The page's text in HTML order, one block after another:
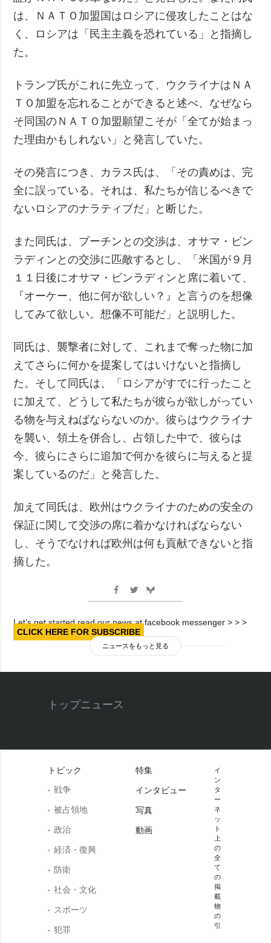
は、ＮＡＴＯ加盟国はロシアに侵攻したことはな
く、ロシアは「民主主義を恐れている」と指摘し
た。
トランプ氏がこれに先立って、ウクライナはＮＡ
ＴＯ加盟を忘れることができると述べ、なぜなら
そ同国のＮＡＴＯ加盟願望こそが「全てが始まっ
た理由かもしれない」と発言していた。
その発言につき、カラス氏は、「その責めは、完
全に誤っている。それは、私たちが信じるべきで
ないロシアのナラティブだ」と断じた。
また同氏は、プーチンとの交渉は、オサマ・ビン
ラディンとの交渉に匹敵するとし、「米国が９月
１１日後にオサマ・ビンラディンと席に着いて、
『オーケー、他に何が欲しい？』と言うのを想像
してみて欲しい。想像不可能だ」と説明した。
同氏は、襲撃者に対して、これまで奪った物に加
えてさらに何かを提案してはいけないと指摘し
た。そして同氏は、「ロシアがすでに行ったこと
に加えて、どうして私たちが彼らが欲しがってい
る物を与えねばならないのか。彼らはウクライナ
を襲い、領土を併合し、占領した中で、彼らは
今、彼らにさらに追加で何かを彼らに与えると提
案しているのだ」と発言した。
加えて同氏は、欧州はウクライナのための安全の
保証に関して交渉の席に着かなければならない
し、そうでなければ欧州は何も貢献できないと指
摘した。
Let’s get started read our news at facebook messenger > > >
CLICK HERE FOR SUBSCRIBE
ニュースをもっと見る
トップニュース
トピック
戦争
被占領地
政治
経済・復興
防衛
社会・文化
スポーツ
犯罪
特集
インタビュー
写真
動画
イ
ン
タ
ー
ネ
ッ
ト
上
の
全
て
の
掲
載
物
の
引